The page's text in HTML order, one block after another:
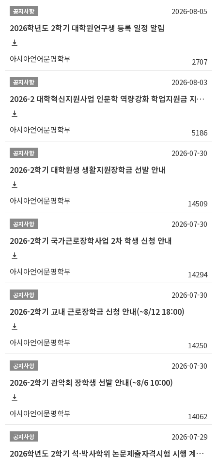
공지사항
2026학년도 2학기 대학원연구생 등록 일정 알림
아시아언어문명학부 2707
2026-08-05
공지사항
2026-2 대학혁신지원사업 인문학 역량강화 학업지원금 지원 선발 안내 (학/석/박사)
아시아언어문명학부 5186
2026-08-03
공지사항
2026-2학기 대학원생 생활지원장학금 선발 안내
아시아언어문명학부 14509
2026-07-30
공지사항
2026-2학기 국가근로장학사업 2차 학생 신청 안내
아시아언어문명학부 14294
2026-07-30
공지사항
2026-2학기 교내 근로장학금 신청 안내(~8/12 18:00)
아시아언어문명학부 14250
2026-07-30
공지사항
2026-2학기 관악회 장학생 선발 안내(~8/6 10:00)
아시아언어문명학부 14062
2026-07-30
공지사항
2026학년도 2학기 석·박사학위 논문제출자격시험 시행 계획 공고
2026-07-29